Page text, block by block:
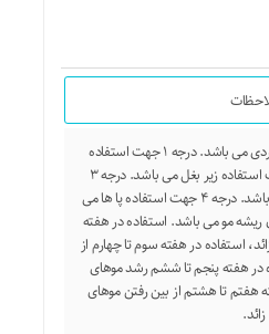
این دستگاه دارای ۵ درجه کاربردی می باشد. درجه ۱ جهت استفاده
صورت می باشد. درجه ۲ جهت استفاده زیر بغل می باشد. درجه ۳
جهت استفاده بازو و دستها می باشد. درجه ۴ جهت استفاده پا ها می
بردن ریشه مو می باشد. استفاده در هفته
استفاده در هفته سوم تا چهارم از
در هفته پنجم تا ششم رشد موهای
هفتم تا هشتم از بین رفتن موهای
زائد.